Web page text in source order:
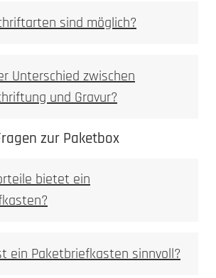
sind möglich?
Unterschied zwischen
und Gravur?
zur Paketbox
bietet ein
ein Paketbriefkasten sinnvoll?